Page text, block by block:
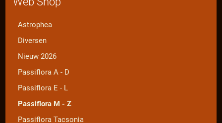
Astrophea
Diversen
Nieuw 2026
Passiflora A - D
Passiflora E - L
Passiflora M - Z
Passiflora Tacsonia